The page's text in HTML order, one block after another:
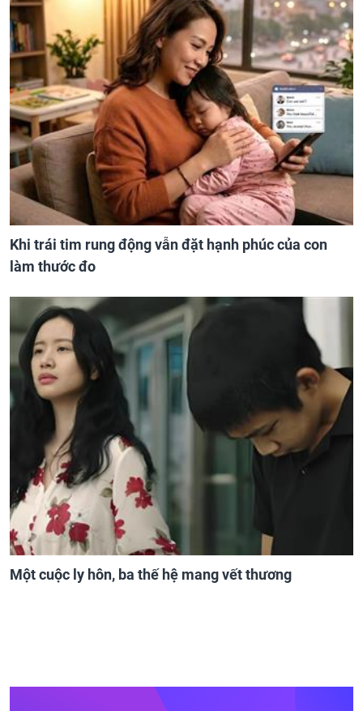
Khi trái tim rung động vẫn đặt hạnh phúc của con
làm thước đo
Một cuộc ly hôn, ba thế hệ mang vết thương